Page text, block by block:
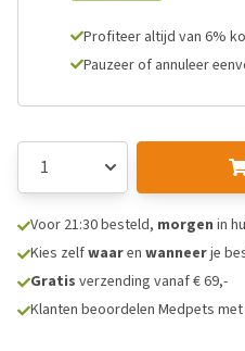
Profiteer altijd van 6%
Pauzeer of annuleer
Voor 21:30 besteld, morgen in
Kies zelfwaaren wanneerje
Gratis verzending vanaf € 69,-
Klanten beoordelen Medpets met